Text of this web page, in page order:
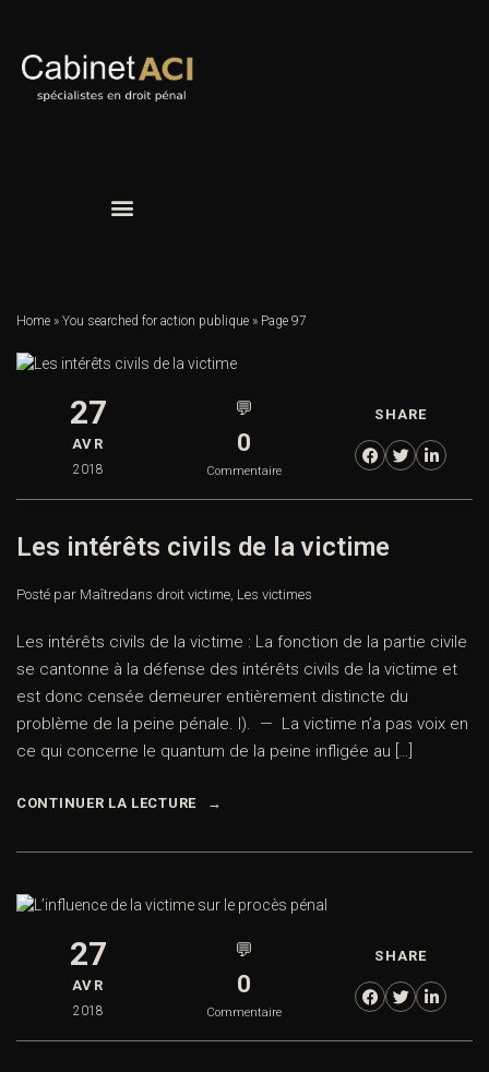
Home » You searched for action publique » Page 97
27
AVR
2018
💬
0
Commentaire
SHARE
Les intérêts civils de la victime
Posté par Maîtredans droit victime, Les victimes
Les intérêts civils de la victime : La fonction de la partie civile
se cantonne à la défense des intérêts civils de la victime et
est donc censée demeurer entièrement distincte du
problème de la peine pénale. I). — La victime n’a pas voix en
ce qui concerne le quantum de la peine infligée au […]
CONTINUER LA LECTURE
27
AVR
2018
💬
0
Commentaire
SHARE